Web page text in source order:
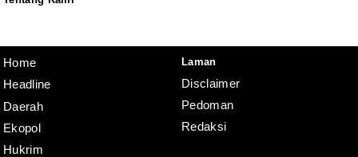
Home
Headline
Daerah
Ekopol
Hukrim
Laman
Disclaimer
Pedoman
Redaksi